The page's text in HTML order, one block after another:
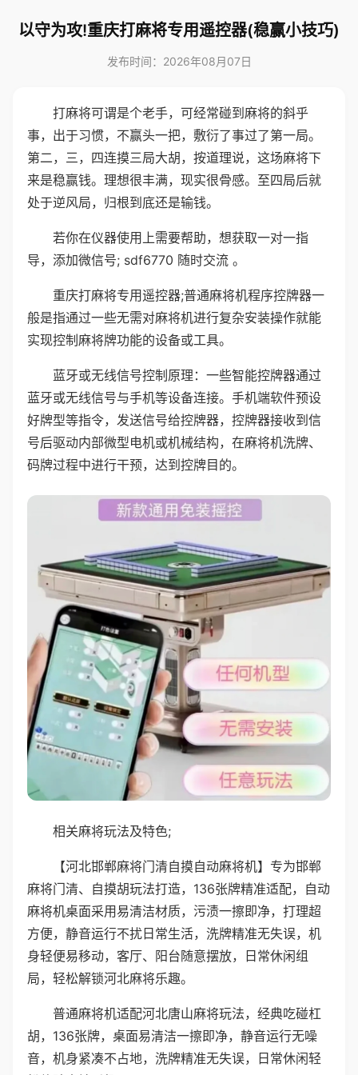
以守为攻!重庆打麻将专用遥控器(稳赢小技巧)
发布时间：2026年08月07日
打麻将可谓是个老手，可经常碰到麻将的斜乎
事，出于习惯，不赢头一把，敷衍了事过了第一局。
第二，三，四连摸三局大胡，按道理说，这场麻将下
来是稳赢钱。理想很丰满，现实很骨感。至四局后就
处于逆风局，归根到底还是输钱。
若你在仪器使用上需要帮助，想获取一对一指
导，添加微信号; sdf6770 随时交流 。
重庆打麻将专用遥控器;普通麻将机程序控牌器一
般是指通过一些无需对麻将机进行复杂安装操作就能
实现控制麻将牌功能的设备或工具。
蓝牙或无线信号控制原理：一些智能控牌器通过
蓝牙或无线信号与手机等设备连接。手机端软件预设
好牌型等指令，发送信号给控牌器，控牌器接收到信
号后驱动内部微型电机或机械结构，在麻将机洗牌、
码牌过程中进行干预，达到控牌目的。
相关麻将玩法及特色;
【河北邯郸麻将门清自摸自动麻将机】专为邯郸
麻将门清、自摸胡玩法打造，136张牌精准适配，自动
麻将机桌面采用易清洁材质，污渍一擦即净，打理超
方便，静音运行不扰日常生活，洗牌精准无失误，机
身轻便易移动，客厅、阳台随意摆放，日常休闲组
局，轻松解锁河北麻将乐趣。
普通麻将机适配河北唐山麻将玩法，经典吃碰杠
胡，136张牌，桌面易清洁一擦即净，静音运行无噪
音，机身紧凑不占地，洗牌精准无失误，日常休闲轻